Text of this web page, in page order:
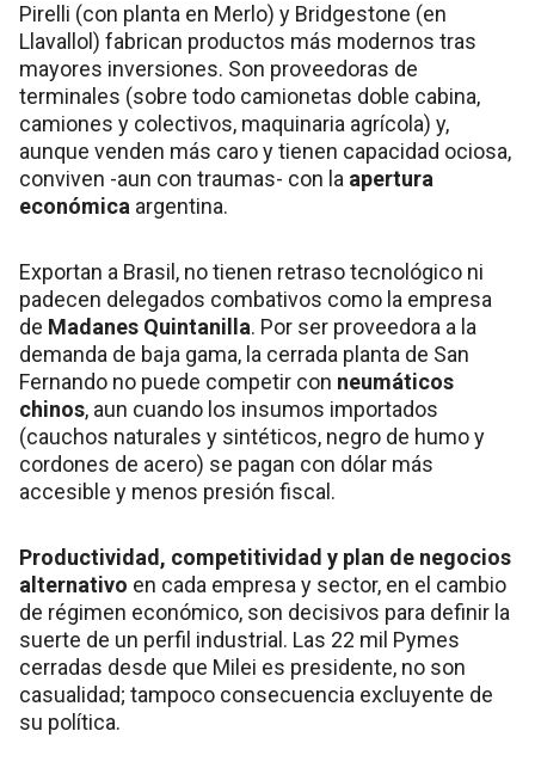
Pirelli (con planta en Merlo) y Bridgestone (en
Llavallol) fabrican productos más modernos tras
mayores inversiones. Son proveedoras de
terminales (sobre todo camionetas doble cabina,
camiones y colectivos, maquinaria agrícola) y,
aunque venden más caro y tienen capacidad ociosa,
conviven -aun con traumas- con la apertura
económica argentina.
Exportan a Brasil, no tienen retraso tecnológico ni
padecen delegados combativos como la empresa
de Madanes Quintanilla. Por ser proveedora a la
demanda de baja gama, la cerrada planta de San
Fernando no puede competir con neumáticos
chinos, aun cuando los insumos importados
(cauchos naturales y sintéticos, negro de humo y
cordones de acero) se pagan con dólar más
accesible y menos presión fiscal.
Productividad, competitividad y plan de negocios
alternativo en cada empresa y sector, en el cambio
de régimen económico, son decisivos para definir la
suerte de un perfil industrial. Las 22 mil Pymes
cerradas desde que Milei es presidente, no son
casualidad; tampoco consecuencia excluyente de
su política.